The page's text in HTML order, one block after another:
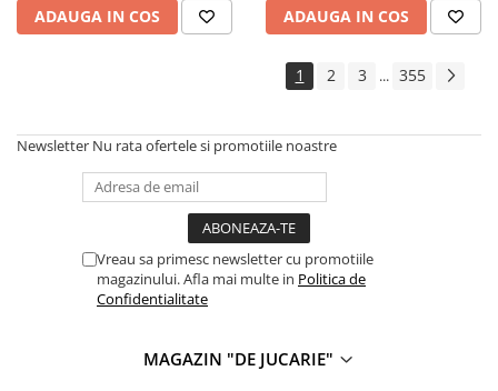
ADAUGA IN COS ADAUGA IN COS
1 2 3 ... 355
Newsletter Nu rata ofertele si promotiile noastre
Vreau sa primesc newsletter cu promotiile
magazinului. Afla mai multe in Politica de
Confidentialitate
MAGAZIN "DE JUCARIE"